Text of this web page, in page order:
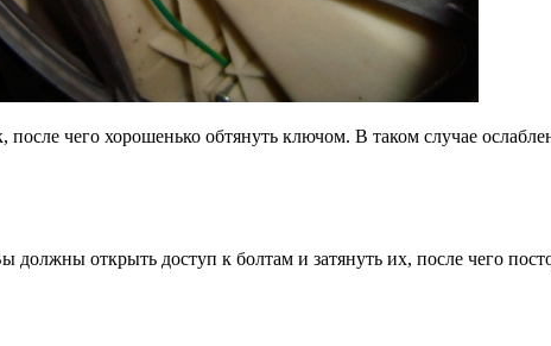
после чего хорошенько обтянуть ключом. В таком случае
открыть доступ к болтам и затянуть их, после чего